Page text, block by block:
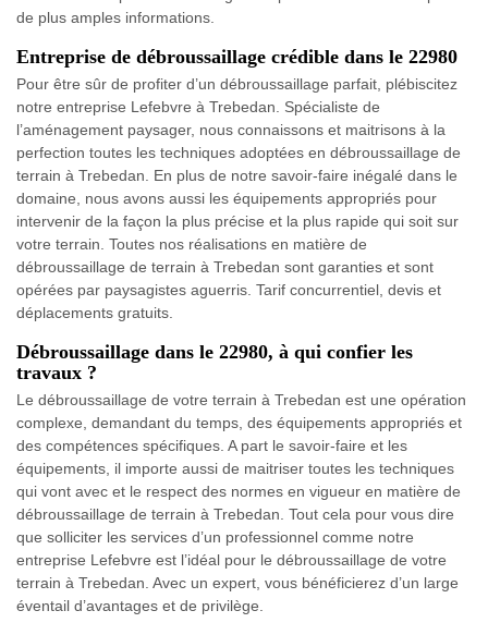
de plus amples informations.
Entreprise de débroussaillage crédible dans le 22980
Pour être sûr de profiter d’un débroussaillage parfait, plébiscitez
notre entreprise Lefebvre à Trebedan. Spécialiste de
l’aménagement paysager, nous connaissons et maitrisons à la
perfection toutes les techniques adoptées en débroussaillage de
terrain à Trebedan. En plus de notre savoir-faire inégalé dans le
domaine, nous avons aussi les équipements appropriés pour
intervenir de la façon la plus précise et la plus rapide qui soit sur
votre terrain. Toutes nos réalisations en matière de
débroussaillage de terrain à Trebedan sont garanties et sont
opérées par paysagistes aguerris. Tarif concurrentiel, devis et
déplacements gratuits.
Débroussaillage dans le 22980, à qui confier les
travaux ?
Le débroussaillage de votre terrain à Trebedan est une opération
complexe, demandant du temps, des équipements appropriés et
des compétences spécifiques. A part le savoir-faire et les
équipements, il importe aussi de maitriser toutes les techniques
qui vont avec et le respect des normes en vigueur en matière de
débroussaillage de terrain à Trebedan. Tout cela pour vous dire
que solliciter les services d’un professionnel comme notre
entreprise Lefebvre est l’idéal pour le débroussaillage de votre
terrain à Trebedan. Avec un expert, vous bénéficierez d’un large
éventail d’avantages et de privilège.